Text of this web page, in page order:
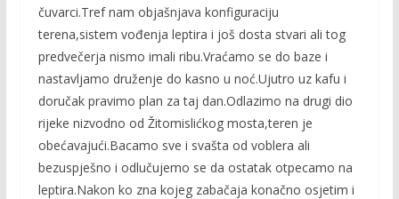
čuvarci.Tref nam objašnjava konfiguraciju
terena,sistem vođenja leptira i još dosta stvari ali tog
predvečerja nismo imali ribu.Vraćamo se do baze i
nastavljamo druženje do kasno u noć.Ujutro uz kafu i
doručak pravimo plan za taj dan.Odlazimo na drugi dio
rijeke nizvodno od Žitomislićkog mosta,teren je
obećavajući.Bacamo sve i svašta od voblera ali
bezuspješno i odlučujemo se da ostatak otpecamo na
leptira.Nakon ko zna kojeg zabačaja konačno osjetim i